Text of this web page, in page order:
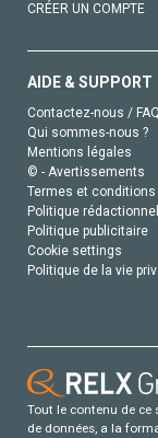
CRÉER UN COMPTE
AIDE & SUPPORT
Contactez-nous / FAQ
Qui sommes-nous ?
Mentions légales
© - Avertissements
Termes et
Politique
Politique publicitaire
Cookie settings
Politique de la vie
Tout le contenu de ce
de données, a la